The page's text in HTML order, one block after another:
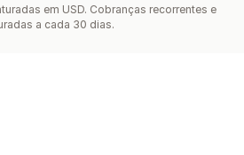
em USD. Cobranças recorrentes e
a cada 30 dias.